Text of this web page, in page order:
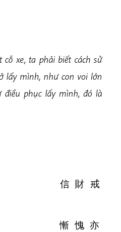
xe, ta phải biết cách sử
lấy mình, như con voi lớn
điều phục lấy mình, đó là
tài 信 財 戒
tài 慚 愧 亦